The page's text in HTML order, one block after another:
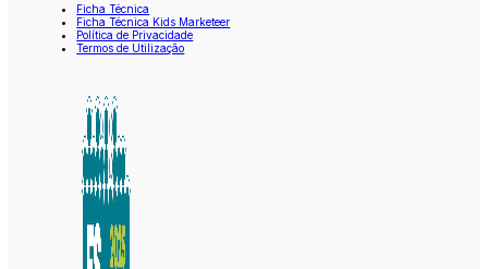
Ficha Técnica
Ficha Técnica Kids Marketeer
Política de Privacidade
Termos de Utilização